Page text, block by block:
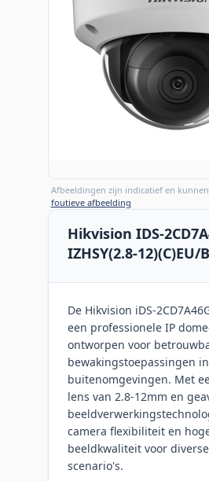
Afbeeldingen zijn indicatief en
foutieve afbeelding
Hikvision IDS-
IZHSY(2.8-12)(C)EU/
De Hikvision iDS-
een professionele IP
ontworpen voor
bewakingstoepassingen
buitenomgevingen. Met
lens van 2.8-12mm en
camera flexibiliteit en
beeldkwaliteit voor
scenario's.